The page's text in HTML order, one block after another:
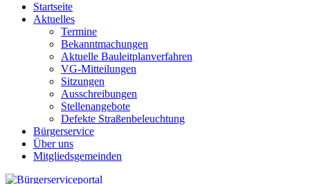
Startseite
Aktuelles
Termine
Bekanntmachungen
Aktuelle Bauleitplanverfahren
VG-Mitteilungen
Sitzungen
Ausschreibungen
Stellenangebote
Defekte Straßenbeleuchtung
Bürgerservice
Über uns
Mitgliedsgemeinden